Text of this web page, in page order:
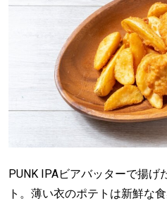
PUNK IPAビアバッターで揚
ト。薄い衣のポテトは新鮮な